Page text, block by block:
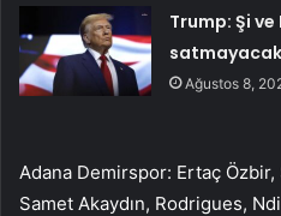
Trump: Şi
Ağustos 8,
Adana Demirspor: Ertaç
Samet Akaydın, Rodrigues,